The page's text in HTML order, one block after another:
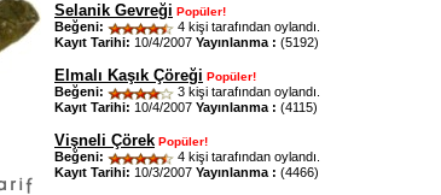
Selanik Gevreği Popüler!
Beğeni:
4 kişi tarafından oylandı.
Kayıt Tarihi: 10/4/2007 Yayınlanma : (5192)
Elmalı Kaşık Çöreği Popüler!
Beğeni:
3 kişi tarafından oylandı.
Kayıt Tarihi: 10/4/2007 Yayınlanma : (4115)
Vişneli Çörek Popüler!
Beğeni:
4 kişi tarafından oylandı.
Kayıt Tarihi: 10/3/2007 Yayınlanma : (4466)